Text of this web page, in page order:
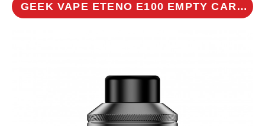
GEEK VAPE ETENO E100 EMPTY CARTIDGE 4.5ML